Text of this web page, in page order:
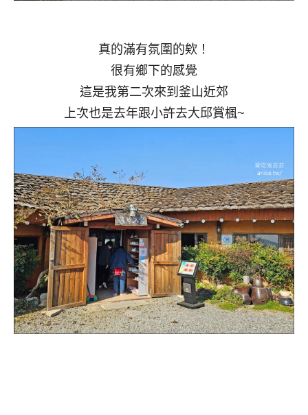
真的滿有氛圍的欸！
很有鄉下的感覺
這是我第二次來到釜山近郊
上次也是去年跟小許去大邱賞楓~